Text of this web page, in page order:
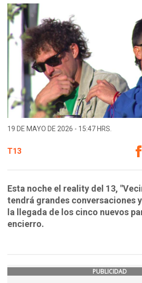
19 DE MAYO DE 2026 - 15:47 HRS.
T13
Esta noche el reality del 13,
tendrá grandes conversaciones
la llegada de los cinco nuevos
encierro.
PUBLICIDAD